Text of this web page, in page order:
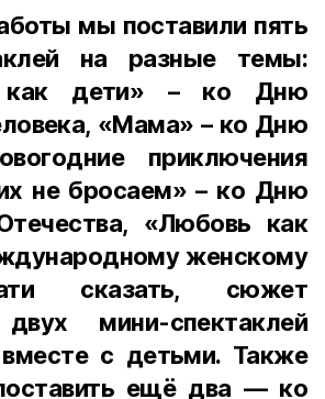
мы поставили пять
на разные темы:
как дети» – ко Дню
«Мама» – ко Дню
приключения
не бросаем» – ко Дню
«Любовь как
женскому
сказать, сюжет
мини-спектаклей
вместе с детьми. Также
ещё два — ко